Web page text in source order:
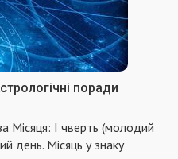
поради
Місяця: I чверть (молодий
день. Місяць у знаку